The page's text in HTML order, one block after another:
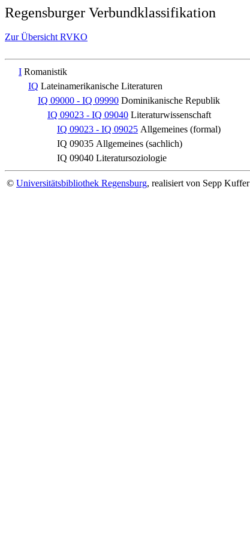
Regensburger Verbundklassifikation
Zur Übersicht RVKO
I Romanistik
IQ Lateinamerikanische Literaturen
IQ 09000 - IQ 09990 Dominikanische Republik
IQ 09023 - IQ 09040 Literaturwissenschaft
IQ 09023 - IQ 09025 Allgemeines (formal)
IQ 09035 Allgemeines (sachlich)
IQ 09040 Literatursoziologie
© Universitätsbibliothek Regensburg, realisiert von Sepp Kuffer